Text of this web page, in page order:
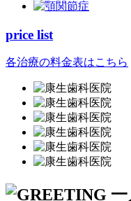
price list
各治療の料金表はこちら